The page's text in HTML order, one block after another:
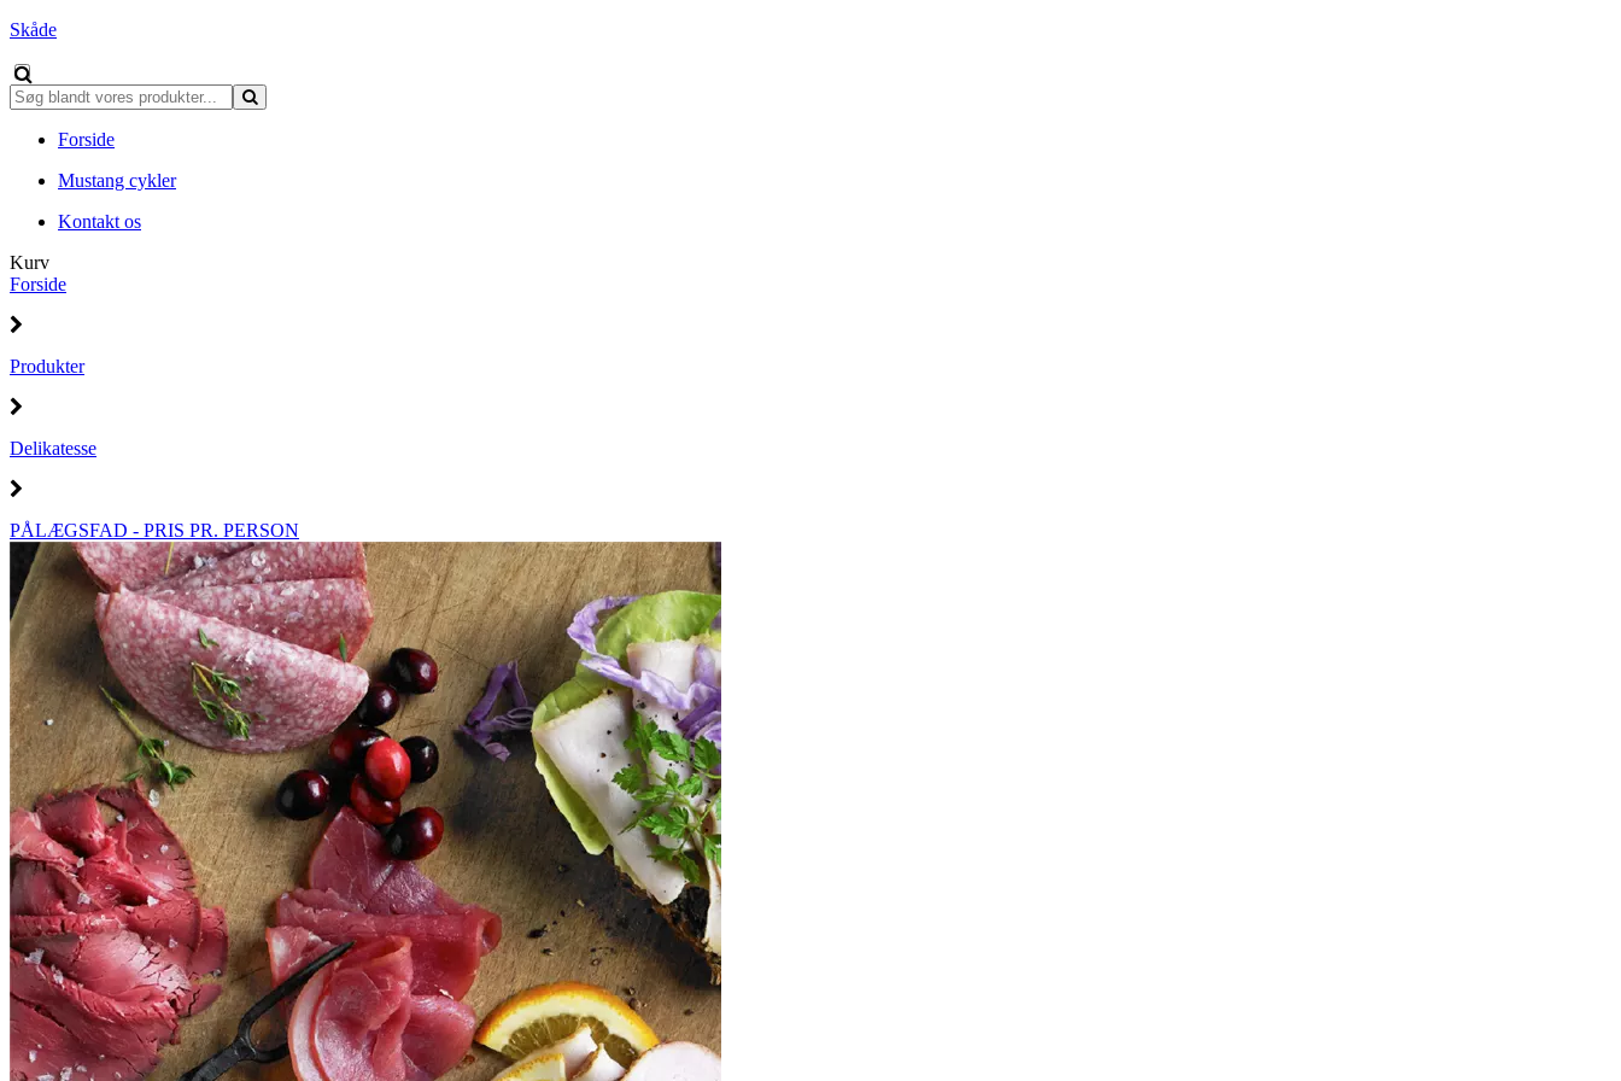
Skåde
Forside
Mustang cykler
Kontakt os
Kurv
Forside
Produkter
Delikatesse
PÅLÆGSFAD - PRIS PR. PERSON